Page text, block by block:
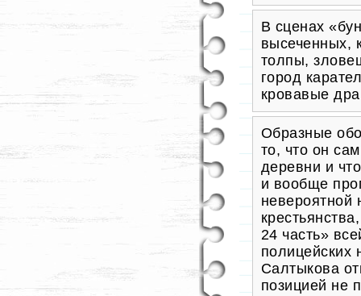
В сценах
высеченных,
толпы,
город
кровавые
Образные
то, что он
деревни и
и вообще
невероятной
24 часть»
полицейских
Салтыкова
позицией не